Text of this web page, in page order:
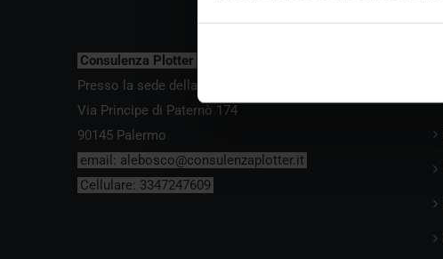
Consulenza Plotter
Presso la sede della Bosco forniture Grafiche s.a.s.
Via Principe di Paternò 174
90145 Palermo
email: alebosco@consulenzaplotter.it
Cellulare: 3347247609